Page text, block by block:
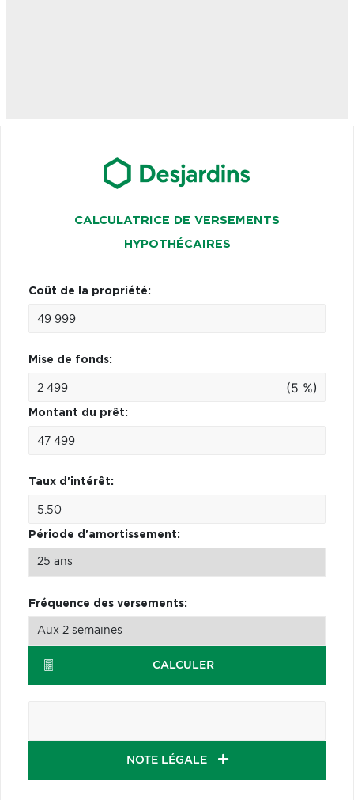
CALCULATRICE DE VERSEMENTS
HYPOTHÉCAIRES
Coût de la propriété:
Mise de fonds:
(5 %)
Montant du prêt:
Taux d'intérêt:
Période d'amortissement:
Fréquence des versements:
CALCULER
NOTE LÉGALE